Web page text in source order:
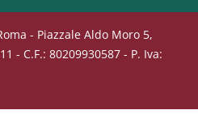
- Piazzale Aldo Moro 5,
- C.F.: 80209930587 - P. Iva: